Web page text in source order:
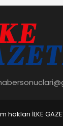
İLKE